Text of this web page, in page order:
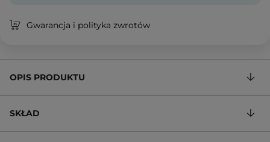
Gwarancja i polityka zwrotów
OPIS PRODUKTU
SKŁAD